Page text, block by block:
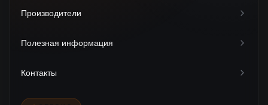
Производители
Полезная информация
Контакты